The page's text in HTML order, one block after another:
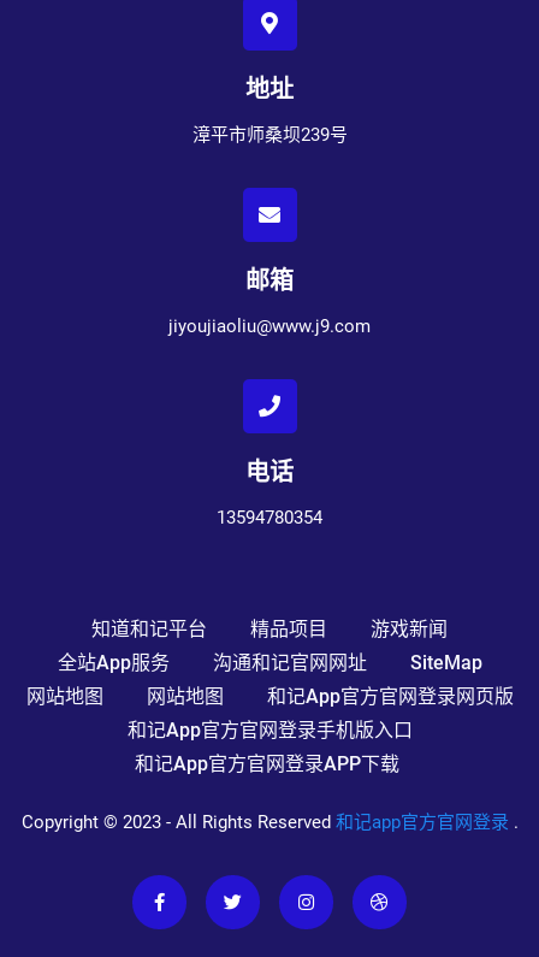
地址
漳平市师桑坝239号
邮箱
jiyoujiaoliu@www.j9.com
电话
13594780354
知道和记平台 精品项目
游戏新闻
全站app服务
沟通和记官网网址
SiteMap
网站地图
网站地图
和记app官方官网登录网页版
和记app官方官网登录手机版入口
和记app官方官网登录APP下载
Copyright © 2023 - All Rights Reserved 和记app官方官网登录 .